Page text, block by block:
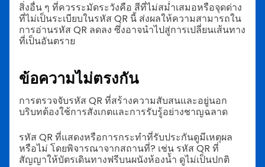
สิ่งอื่น ๆ ที่ควรระมัดระวังคือ สีที่ไม่สม่ำเสมอหรือจุดด่าง
ที่ไม่เป็นระเบียบในรหัส QR นี้ ส่งผลให้ความสามารถใน
การอ่านรหัส QR ลดลง ซึ่งอาจนำไปสู่การเปลี่ยนเส้นทาง
ที่เป็นอันตราย
ข้อความไม่ตรงกัน
การตรวจจับรหัส QR ที่สร้างความสับสนและอยู่นอก
บริบทต้องใช้การสังเกตและการรับรู้อย่างชาญฉลาด
รหัส QR ที่แสดงหรือการกระทำที่รับประกันดูมีเหตุผล
หรือไม่ โดยพิจารณาจากสถานที่? เช่น รหัส QR ที่
สัญญาให้บัตรเดินทางฟรีบนผนังห้องน้ำ ดูไม่เป็นปกติ